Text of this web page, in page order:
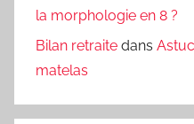
la morphologie en 8 ?
Bilan retraite dans
matelas